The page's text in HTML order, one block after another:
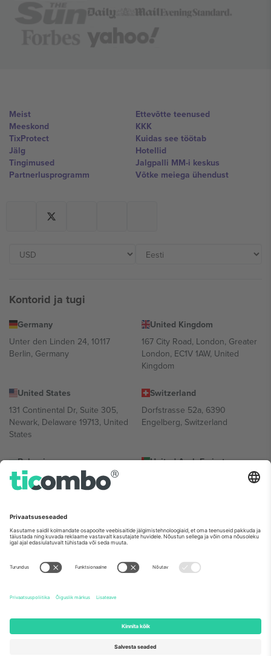
Meist
Meeskond
TixProtect
Jälg
Tingimused
Partnerlusprogramm
Ettevõtte teenused
KKK
Kuidas see töötab
Hotellid
Jalgpalli MM-i keskus
Võtke meiega ühendust
Kontorid ja tugi
Germany
Unter den Linden 24, 10117
Berlin, Germany
United Kingdom
167 City Road, London, Greater
London, EC1V 1AW, United
Kingdom
United States
131 Continental Dr, Suite 305,
Newark, Delaware 19713, United
States
Switzerland
Dorfstrasse 52a, 6390
Engelberg, Switzerland
Bulgaria
Regus Sofia City West, bul
Totleben 53-55, 1606 Sofia,
United Arab Emirates
UAE Dubai Silicon Oasis, DDP
Mexico
Av Chapultepec 360, Roma
Norte, Cuauhtémoc, 06700
Ciudad de México, CDMX,
sündmusest ja/või domeenist. Detailide jaoks vaata konkreetse
sündmuse lehte, impressumit ja tingimusi.,
2026 Ticombo. Kõik õigused kaitstud.